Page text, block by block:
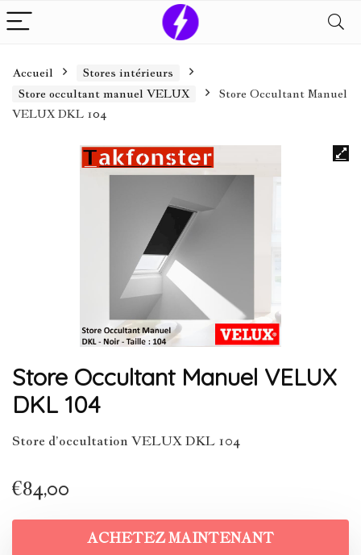
Accueil
Stores intérieurs
Store occultant manuel VELUX
Store Occultant Manuel
VELUX DKL 104
Store Occultant Manuel VELUX
DKL 104
Store d’occultation VELUX DKL 104
€84,00
ACHETEZ MAINTENANT